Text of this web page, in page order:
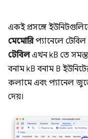
একই প্রসঙ্গে
মেমোরিপ্যানেলে টেবিল
টেবিলএখন kB তে
বনাম kB বনাম B
কলামে এবং প্যানেল
দেয়।